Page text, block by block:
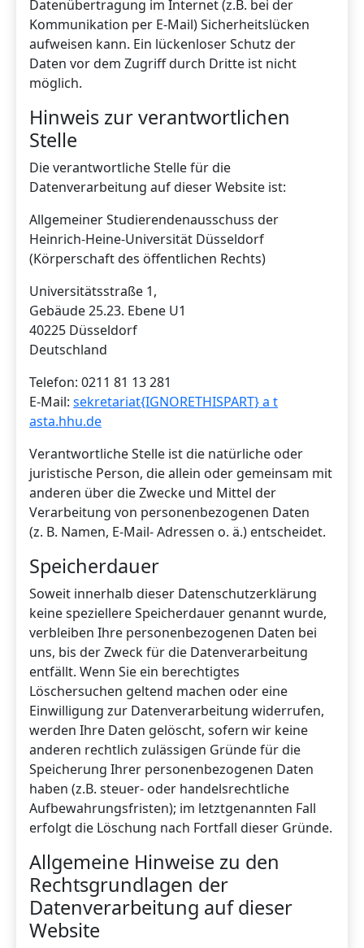
Datenübertragung im Internet (z.B. bei der
Kommunikation per E-Mail) Sicherheitslücken
aufweisen kann. Ein lückenloser Schutz der
Daten vor dem Zugriff durch Dritte ist nicht
möglich.
Hinweis zur verantwortlichen
Stelle
Die verantwortliche Stelle für die
Datenverarbeitung auf dieser Website ist:
Allgemeiner Studierendenausschuss der
Heinrich-Heine-Universität Düsseldorf
(Körperschaft des öffentlichen Rechts)
Universitätsstraße 1,
Gebäude 25.23. Ebene U1
40225 Düsseldorf
Deutschland
Telefon: 0211 81 13 281
E-Mail: sekretariat{IGNORETHISPART} a t
asta.hhu.de
Verantwortliche Stelle ist die natürliche oder
juristische Person, die allein oder gemeinsam mit
anderen über die Zwecke und Mittel der
Verarbeitung von personenbezogenen Daten
(z. B. Namen, E-Mail- Adressen o. ä.) entscheidet.
Speicherdauer
Soweit innerhalb dieser Datenschutzerklärung
keine speziellere Speicherdauer genannt wurde,
verbleiben Ihre personenbezogenen Daten bei
uns, bis der Zweck für die Datenverarbeitung
entfällt. Wenn Sie ein berechtigtes
Löschersuchen geltend machen oder eine
Einwilligung zur Datenverarbeitung widerrufen,
werden Ihre Daten gelöscht, sofern wir keine
anderen rechtlich zulässigen Gründe für die
Speicherung Ihrer personenbezogenen Daten
haben (z.B. steuer- oder handelsrechtliche
Aufbewahrungsfristen); im letztgenannten Fall
erfolgt die Löschung nach Fortfall dieser Gründe.
Allgemeine Hinweise zu den
Rechtsgrundlagen der
Datenverarbeitung auf dieser
Website